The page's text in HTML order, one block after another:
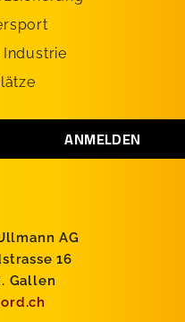
AG
16
Gallen
Industrie